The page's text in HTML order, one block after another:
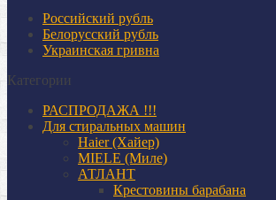
Российский рубль
Белорусский рубль
Украинская гривна
Категории
РАСПРОДАЖА !!!
Для стиральных машин
Haier (Хайер)
MIELE (Миле)
АТЛАНТ
Крестовины барабана